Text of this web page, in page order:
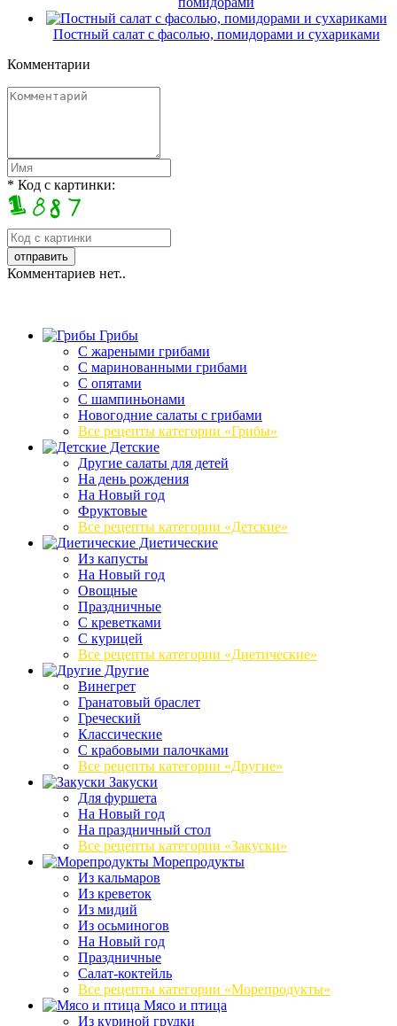
Постный салат с фасолью, помидорами и сухариками
Комментарии
* Код с картинки:
Комментариев нет..
Грибы
C жареными грибами
C маринованными грибами
C опятами
C шампиньонами
Новогодние салаты с грибами
Все рецепты категории «Грибы»
Детские
Другие салаты для детей
На день рождения
На Новый год
Фруктовые
Все рецепты категории «Детские»
Диетические
Из капусты
На Новый год
Овощные
Праздничные
С креветками
С курицей
Все рецепты категории «Диетические»
Другие
Винегрет
Гранатовый браслет
Греческий
Классические
С крабовыми палочками
Все рецепты категории «Другие»
Закуски
Для фуршета
На Новый год
На праздничный стол
Все рецепты категории «Закуски»
Морепродукты
Из кальмаров
Из креветок
Из мидий
Из осьминогов
На Новый год
Праздничные
Салат-коктейль
Все рецепты категории «Морепродукты»
Мясо и птица
Из куриной грудки